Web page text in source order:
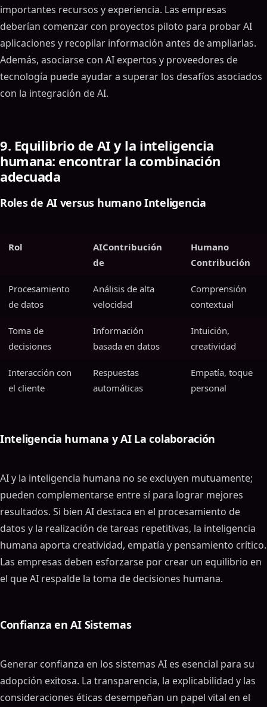
importantes recursos y experiencia. Las empresas
deberían comenzar con proyectos piloto para probar AI
aplicaciones y recopilar información antes de ampliarlas.
Además, asociarse con AI expertos y proveedores de
tecnología puede ayudar a superar los desafíos asociados
con la integración de AI.
9. Equilibrio de AI y la inteligencia
humana: encontrar la combinación
adecuada
Roles de AI versus humano Inteligencia
Rol
AIContribución
de
Humano
Contribución
Procesamiento
de datos
Análisis de alta
velocidad
Comprensión
contextual
Toma de
decisiones
Información
basada en datos
Intuición,
creatividad
Interacción con
el cliente
Respuestas
automáticas
Empatía, toque
personal
Inteligencia humana y AI La colaboración
AI y la inteligencia humana no se excluyen mutuamente;
pueden complementarse entre sí para lograr mejores
resultados. Si bien AI destaca en el procesamiento de
datos y la realización de tareas repetitivas, la inteligencia
humana aporta creatividad, empatía y pensamiento crítico.
Las empresas deben esforzarse por crear un equilibrio en
el que AI respalde la toma de decisiones humana.
Confianza en AI Sistemas
Generar confianza en los sistemas AI es esencial para su
adopción exitosa. La transparencia, la explicabilidad y las
consideraciones éticas desempeñan un papel vital en el